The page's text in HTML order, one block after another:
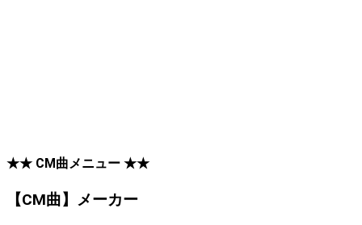
★★ CM曲メニュー ★★
【CM曲】メーカー